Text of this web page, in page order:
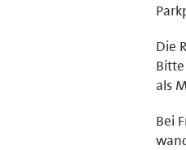
Die
als
Bei